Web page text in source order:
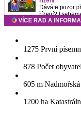
1275 První
878 Počet
605 m
1200 ha